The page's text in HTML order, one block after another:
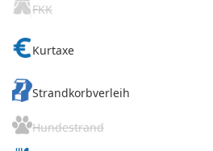
FKK
Kurtaxe
Strandkorbverleih
Hundestrand